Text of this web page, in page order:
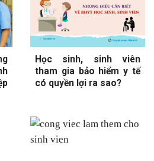
Học sinh, sinh viên
tham gia bảo hiểm y tế
có quyền lợi ra sao?